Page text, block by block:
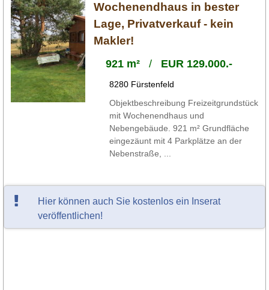
Wochenendhaus in bester
Lage, Privatverkauf - kein
Makler!
921 m²/ EUR 129.000.-
8280 Fürstenfeld
Objektbeschreibung Freizeitgrundstück
mit Wochenendhaus und
Nebengebäude. 921 m² Grundfläche
eingezäunt mit 4 Parkplätze an der
Nebenstraße, ...
Hier können auch Sie kostenlos ein Inserat
veröffentlichen!